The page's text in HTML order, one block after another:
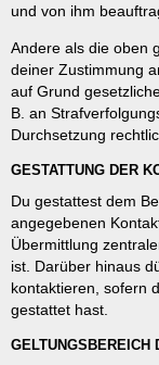
und von ihm
Andere als die oben
deiner Zustimmung
auf Grund
B. an
Durchsetzung
GESTATTUNG DER
Du gestattest dem
angegebenen
Übermittlung
ist. Darüber hinaus
kontaktieren, sofern
gestattet hast.
GELTUNGSBEREICH